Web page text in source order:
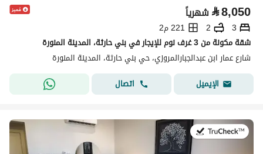
⃁8,050 شهرياً
3
2
221 م2
شقة مكونة من 3 غرف نوم للإيجار في بني حارثة، المدينة المنورة
شارع عمار ابن عبدالجبارالمروزي، حي بني حارثة، المدينة المنورة
الإيميل
اتصال
في:19 يوليو 2026